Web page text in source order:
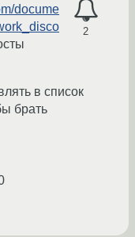
2
docume
в список
брать